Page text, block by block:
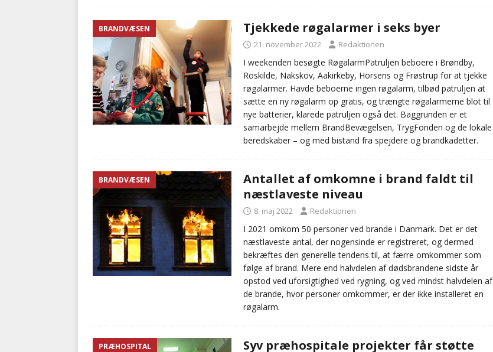
BRANDVÆSEN Tjekkede røgalarmer i seks byer
21. november 2022 Redaktionen
I weekenden besøgte RøgalarmPatruljen beboere i Brøndby,
Roskilde, Nakskov, Aakirkeby, Horsens og Frøstrup for at tjekke
røgalarmer. Havde beboerne ingen røgalarm, tilbød patruljen at
sætte en ny røgalarm op gratis, og trængte røgalarmerne blot til
nye batterier, klarede patruljen også det. Baggrunden er et
samarbejde mellem BrandBevægelsen, TrygFonden og de lokale
beredskaber – og med bistand fra spejdere og brandkadetter.
BRANDVÆSEN
Antallet af omkomne i brand faldt til
næstlaveste niveau
8. maj 2022 Redaktionen
I 2021 omkom 50 personer ved brande i Danmark. Det er det
næstlaveste antal, der nogensinde er registreret, og dermed
bekræftes den generelle tendens til, at færre omkommer som
følge af brand. Mere end halvdelen af dødsbrandene sidste år
opstod ved uforsigtighed ved rygning, og ved mindst halvdelen af
de brande, hvor personer omkommer, er der ikke installeret en
røgalarm.
PRÆHOSPITAL
Syv præhospitale projekter får støtte